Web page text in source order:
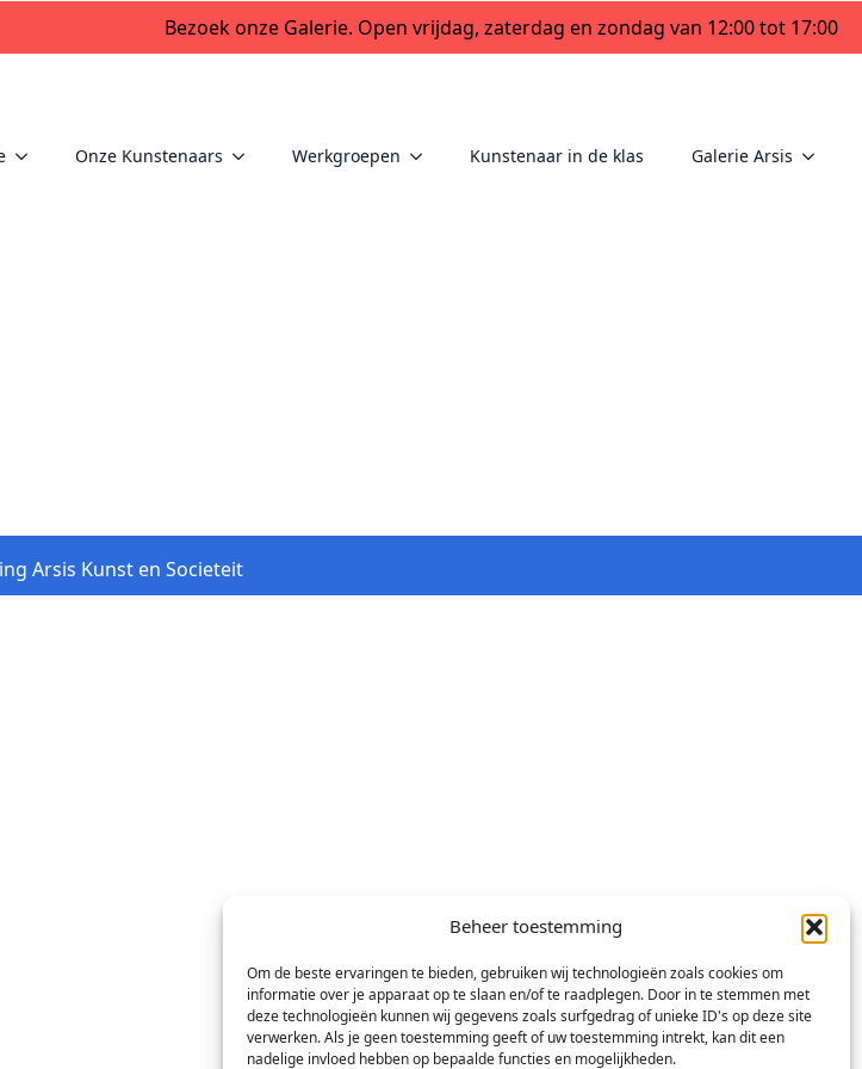
Beheer toestemming
Om de beste ervaringen te bieden, gebruiken wij technologieën zoals cookies om
informatie over je apparaat op te slaan en/of te raadplegen. Door in te stemmen met
deze technologieën kunnen wij gegevens zoals surfgedrag of unieke ID's op deze site
verwerken. Als je geen toestemming geeft of uw toestemming intrekt, kan dit een
nadelige invloed hebben op bepaalde functies en mogelijkheden.
Bezoek onze Galerie. Open vrijdag, zaterdag en zondag van 12:00 tot 17:00
Onze Kunstenaars Werkgroepen Kunstenaar in de klas Galerie Arsis
Arsis Kunst en Societeit